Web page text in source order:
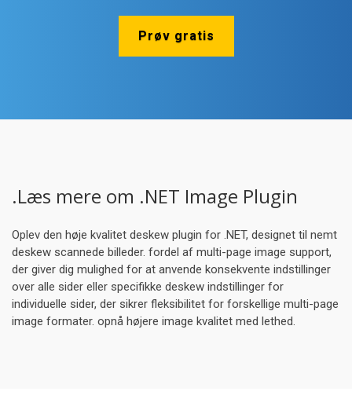
Prøv gratis
.Læs mere om .NET Image Plugin
Oplev den høje kvalitet deskew plugin for .NET, designet til nemt
deskew scannede billeder. fordel af multi-page image support,
der giver dig mulighed for at anvende konsekvente indstillinger
over alle sider eller specifikke deskew indstillinger for
individuelle sider, der sikrer fleksibilitet for forskellige multi-page
image formater. opnå højere image kvalitet med lethed.